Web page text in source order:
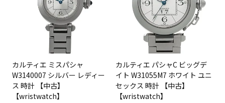
カルティエ ミスパシャ
W3140007 シルバー レディー
ス 時計 【中古】
【wristwatch】
カルティエ パシャC ビッグデ
イト W31055M7 ホワイト ユニ
セックス 時計 【中古】
【wristwatch】